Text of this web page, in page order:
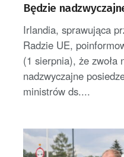
Będzie
[AKTUALIZOWANY]
Irlandia, sprawująca
Radzie UE,
(1 sierpnia), że zwoła
nadzwyczajne
ministrów ds....